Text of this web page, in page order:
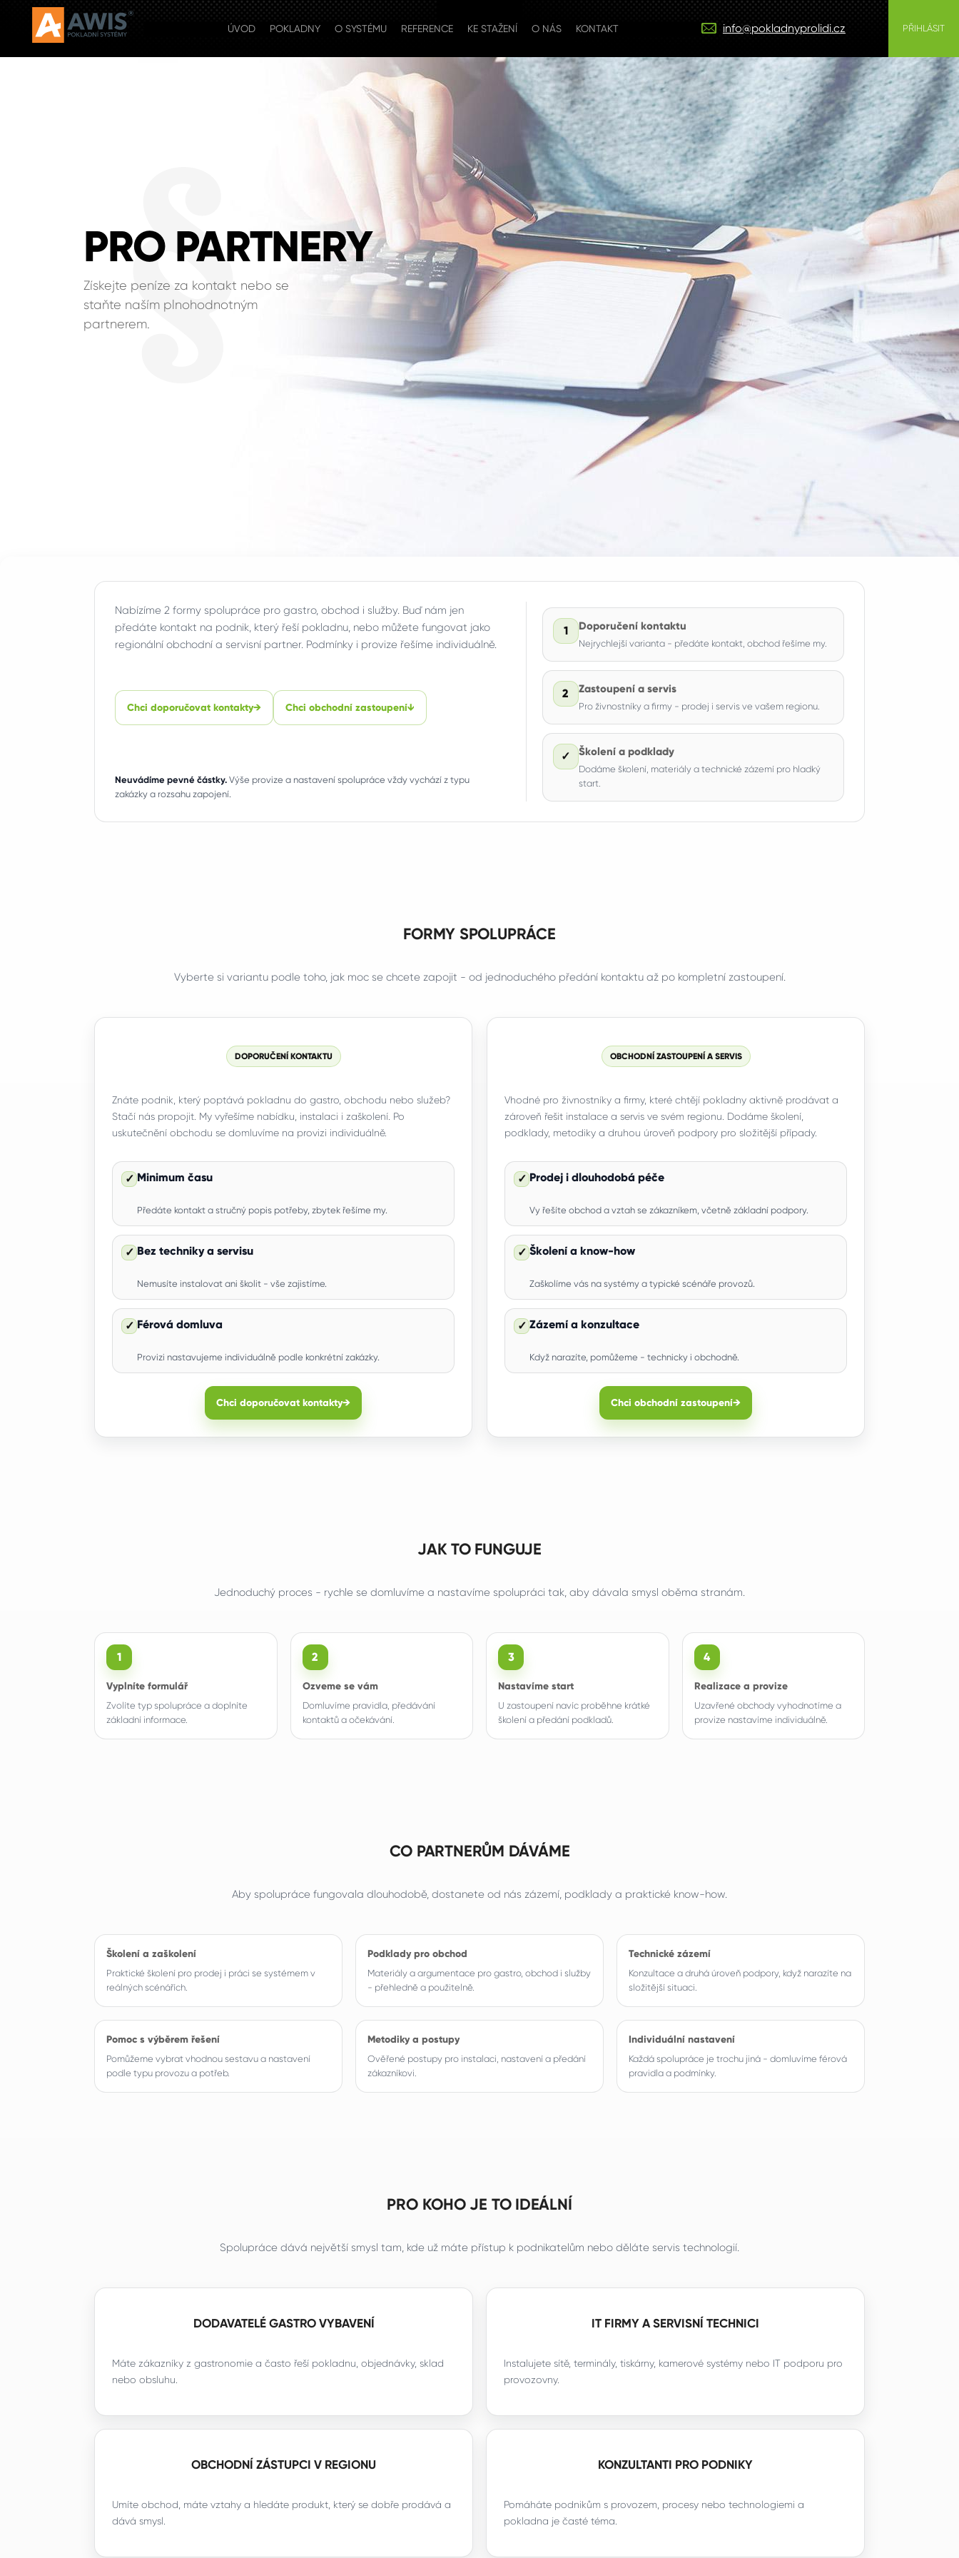
ÚVOD POKLADNY O SYSTÉMU REFERENCE KE STAŽENÍ O NÁS KONTAKT info@pokladnyprolidi.cz PŘIHLÁSIT
PRO PARTNERY
Získejte peníze za kontakt nebo se
staňte naším plnohodnotným
partnerem.
Nabízíme 2 formy spolupráce pro gastro, obchod i služby. Buď nám jen
předáte kontakt na podnik, který řeší pokladnu, nebo můžete fungovat jako
regionální obchodní a servisní partner. Podmínky i provize řešíme individuálně.
Chci doporučovat kontakty→ Chci obchodní zastoupení↓
Neuvádíme pevné částky. Výše provize a nastavení spolupráce vždy vychází z typu
zakázky a rozsahu zapojení.
1 Doporučení kontaktu
Nejrychlejší varianta - předáte kontakt, obchod řešíme my.
2 Zastoupení a servis
Pro živnostníky a firmy - prodej i servis ve vašem regionu.
✓ Školení a podklady
Dodáme školení, materiály a technické zázemí pro hladký
start.
FORMY SPOLUPRÁCE
Vyberte si variantu podle toho, jak moc se chcete zapojit - od jednoduchého předání kontaktu až po kompletní zastoupení.
DOPORUČENÍ KONTAKTU
Znáte podnik, který poptává pokladnu do gastro, obchodu nebo služeb?
Stačí nás propojit. My vyřešíme nabídku, instalaci i zaškolení. Po
uskutečnění obchodu se domluvíme na provizi individuálně.
✓ Minimum času
Předáte kontakt a stručný popis potřeby, zbytek řešíme my.
✓ Bez techniky a servisu
Nemusíte instalovat ani školit - vše zajistíme.
✓ Férová domluva
Provizi nastavujeme individuálně podle konkrétní zakázky.
Chci doporučovat kontakty→
OBCHODNÍ ZASTOUPENÍ A SERVIS
Vhodné pro živnostníky a firmy, které chtějí pokladny aktivně prodávat a
zároveň řešit instalace a servis ve svém regionu. Dodáme školení,
podklady, metodiky a druhou úroveň podpory pro složitější případy.
✓ Prodej i dlouhodobá péče
Vy řešíte obchod a vztah se zákazníkem, včetně základní podpory.
✓ Školení a know-how
Zaškolíme vás na systémy a typické scénáře provozů.
✓ Zázemí a konzultace
Když narazíte, pomůžeme - technicky i obchodně.
Chci obchodní zastoupení→
JAK TO FUNGUJE
Jednoduchý proces - rychle se domluvíme a nastavíme spolupráci tak, aby dávala smysl oběma stranám.
1
Vyplníte formulář
Zvolíte typ spolupráce a doplníte
základní informace.
2
Ozveme se vám
Domluvíme pravidla, předávání
kontaktů a očekávání.
3
Nastavíme start
U zastoupení navíc proběhne krátké
školení a předání podkladů.
4
Realizace a provize
Uzavřené obchody vyhodnotíme a
provize nastavíme individuálně.
CO PARTNERŮM DÁVÁME
Aby spolupráce fungovala dlouhodobě, dostanete od nás zázemí, podklady a praktické know-how.
Školení a zaškolení
Praktické školení pro prodej i práci se systémem v
reálných scénářích.
Podklady pro obchod
Materiály a argumentace pro gastro, obchod i služby
- přehledně a použitelně.
Technické zázemí
Konzultace a druhá úroveň podpory, když narazíte na
složitější situaci.
Pomoc s výběrem řešení
Pomůžeme vybrat vhodnou sestavu a nastavení
podle typu provozu a potřeb.
Metodiky a postupy
Ověřené postupy pro instalaci, nastavení a předání
zákazníkovi.
Individuální nastavení
Každá spolupráce je trochu jiná - domluvíme férová
pravidla a podmínky.
PRO KOHO JE TO IDEÁLNÍ
Spolupráce dává největší smysl tam, kde už máte přístup k podnikatelům nebo děláte servis technologií.
DODAVATELÉ GASTRO VYBAVENÍ
Máte zákazníky z gastronomie a často řeší pokladnu, objednávky, sklad
nebo obsluhu.
IT FIRMY A SERVISNÍ TECHNICI
Instalujete sítě, terminály, tiskárny, kamerové systémy nebo IT podporu pro
provozovny.
OBCHODNÍ ZÁSTUPCI V REGIONU
Umíte obchod, máte vztahy a hledáte produkt, který se dobře prodává a
dává smysl.
KONZULTANTI PRO PODNIKY
Pomáháte podnikům s provozem, procesy nebo technologiemi a
pokladna je časté téma.